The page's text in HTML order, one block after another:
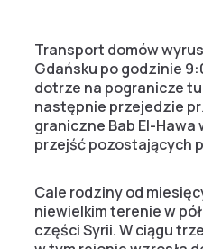
Transport domów
Gdańsku po godzinie
dotrze na pogranicze
następnie przejedzie
graniczne Bab El-
przejść pozostających
Cale rodziny od
niewielkim terenie w
części Syrii. W ciągu